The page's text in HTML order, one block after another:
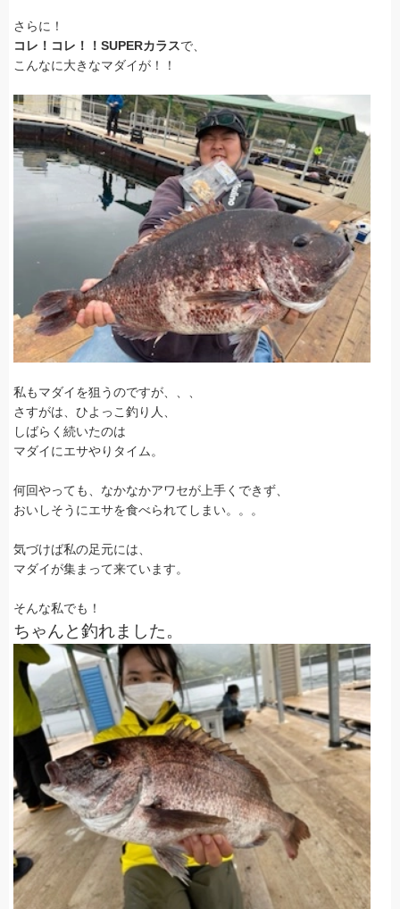
さらに！
コレ！コレ！！SUPERカラスで、
こんなに大きなマダイが！！
私もマダイを狙うのですが、、、
さすがは、ひよっこ釣り人、
しばらく続いたのは
マダイにエサやりタイム。
何回やっても、なかなかアワセが上手くできず、
おいしそうにエサを食べられてしまい。。。
気づけば私の足元には、
マダイが集まって来ています。
そんな私でも！
ちゃんと釣れました。